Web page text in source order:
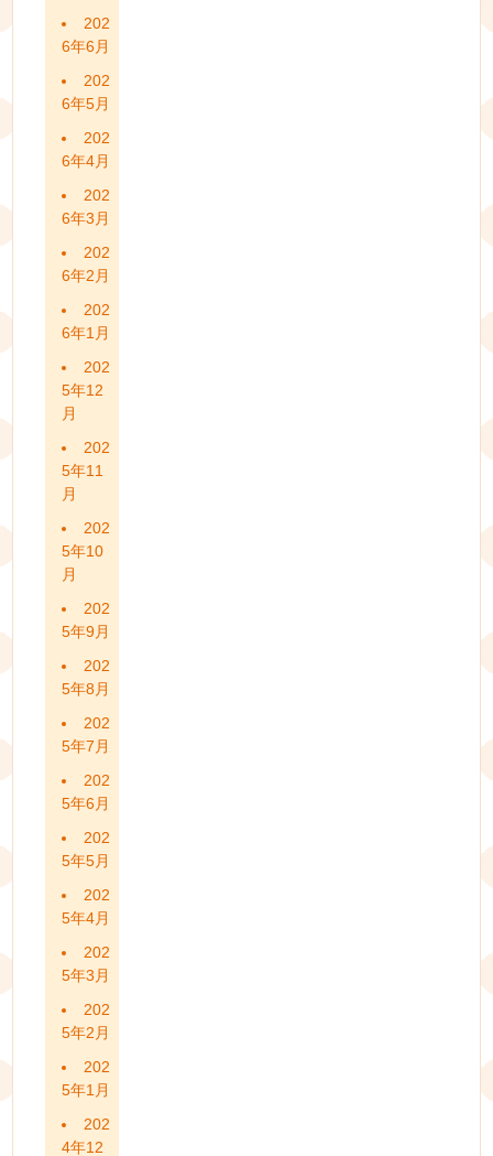
202
6年6月
202
6年5月
202
6年4月
202
6年3月
202
6年2月
202
6年1月
202
5年12
月
202
5年11
月
202
5年10
月
202
5年9月
202
5年8月
202
5年7月
202
5年6月
202
5年5月
202
5年4月
202
5年3月
202
5年2月
202
5年1月
202
4年12